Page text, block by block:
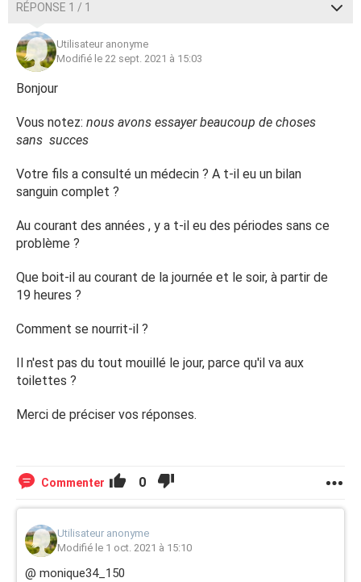
RÉPONSE 1 / 1
Utilisateur anonyme
Modifié le 22 sept. 2021 à 15:03
Bonjour
Vous notez: nous avons essayer beaucoup de choses
sans succes
Votre fils a consulté un médecin ? A t-il eu un bilan
sanguin complet ?
Au courant des années , y a t-il eu des périodes sans ce
problème ?
Que boit-il au courant de la journée et le soir, à partir de
19 heures ?
Comment se nourrit-il ?
Il n'est pas du tout mouillé le jour, parce qu'il va aux
toilettes ?
Merci de préciser vos réponses.
Commenter 0
Utilisateur anonyme
Modifié le 1 oct. 2021 à 15:10
@ monique34_150